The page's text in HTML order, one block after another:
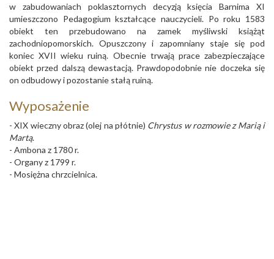
w zabudowaniach poklasztornych decyzją księcia Barnima XI
umieszczono Pedagogium kształcące nauczycieli. Po roku 1583
obiekt ten przebudowano na zamek myśliwski książąt
zachodniopomorskich. Opuszczony i zapomniany staje się pod
koniec XVII wieku ruiną. Obecnie trwają prace zabezpieczające
obiekt przed dalszą dewastacją. Prawdopodobnie nie doczeka się
on odbudowy i pozostanie stałą ruiną.
Wyposażenie
- XIX wieczny obraz (olej na płótnie) Chrystus w rozmowie z Marią i
Martą.
- Ambona z 1780 r.
- Organy z 1799 r.
- Mosiężna chrzcielnica.